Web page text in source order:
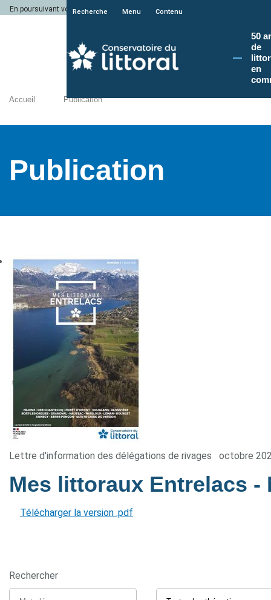
En poursuivant votre navigation sur le site du Conservatoire du littoral, vous
Recherche Menu Contenu
50
de
en
Accueil Publication
Publication
Lettre d'information des délégations de rivages octobre
Mes littoraux Entrelacs -
Télécharger la version .pdf
Rechercher